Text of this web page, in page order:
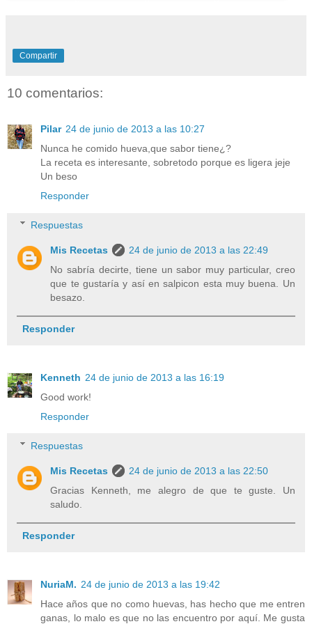
Compartir
10 comentarios:
Pilar 24 de junio de 2013 a las 10:27
Nunca he comido hueva,que sabor tiene¿?
La receta es interesante, sobretodo porque es ligera jeje
Un beso
Responder
Respuestas
Mis Recetas
24 de junio de 2013 a las 22:49
No sabría decirte, tiene un sabor muy particular, creo
que te gustaría y así en salpicon esta muy buena. Un
besazo.
Responder
Kenneth 24 de junio de 2013 a las 16:19
Good work!
Responder
Respuestas
Mis Recetas
24 de junio de 2013 a las 22:50
Gracias Kenneth, me alegro de que te guste. Un
saludo.
Responder
NuriaM. 24 de junio de 2013 a las 19:42
Hace años que no como huevas, has hecho que me entren
ganas, lo malo es que no las encuentro por aquí. Me gusta